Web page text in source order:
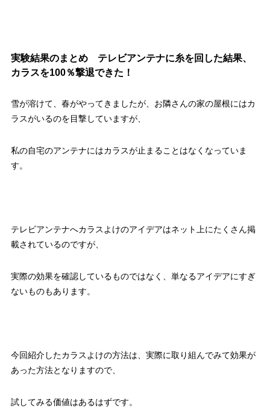
実験結果のまとめ テレビアンテナに糸を回した結果、
カラスを100％撃退できた！
雪が溶けて、春がやってきましたが、お隣さんの家の屋根にはカ
ラスがいるのを目撃していますが、
私の自宅のアンテナにはカラスが止まることはなくなっていま
す。
テレビアンテナへカラスよけのアイデアはネット上にたくさん掲
載されているのですが、
実際の効果を確認しているものではなく、単なるアイデアにすぎ
ないものもあります。
今回紹介したカラスよけの方法は、実際に取り組んでみて効果が
あった方法となりますので、
試してみる価値はあるはずです。